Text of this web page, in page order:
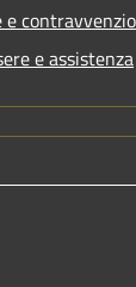
e assistenza